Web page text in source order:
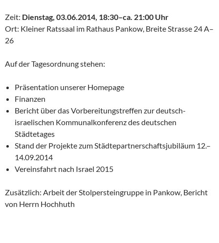
Zeit: Dienstag, 03.06.2014, 18:30–ca. 21:00 Uhr
Ort: Kleiner Ratssaal im Rathaus Pankow, Breite Strasse 24 A–
26
Auf der Tagesordnung stehen:
Präsentation unserer Homepage
Finanzen
Bericht über das Vorbereitungstreffen zur deutsch-
israelischen Kommunalkonferenz des deutschen
Städtetages
Stand der Projekte zum Städtepartnerschaftsjubiläum 12.–
14.09.2014
Vereinsfahrt nach Israel 2015
Zusätzlich: Arbeit der Stolpersteingruppe in Pankow, Bericht
von Herrn Hochhuth